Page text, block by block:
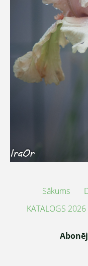
Sākums
KATALOGS 2026